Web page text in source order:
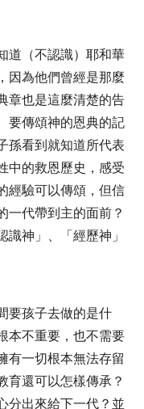
道（不認識）耶和華
因為他們曾經是那麼
章也是這麼清楚的告
要傳頌神的恩典的記
孫看到就知道所代表
中的救恩歷史，感受
經驗可以傳頌，但信
一代帶到主的面前？
神」、「經歷神」
要孩子去做的是什
本不重要，也不需要
有一切根本無法存留
育還可以怎樣傳承？
分出來給下一代？並